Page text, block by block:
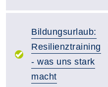
Bildungsurlaub:
Resilienztraining
- was uns stark
macht